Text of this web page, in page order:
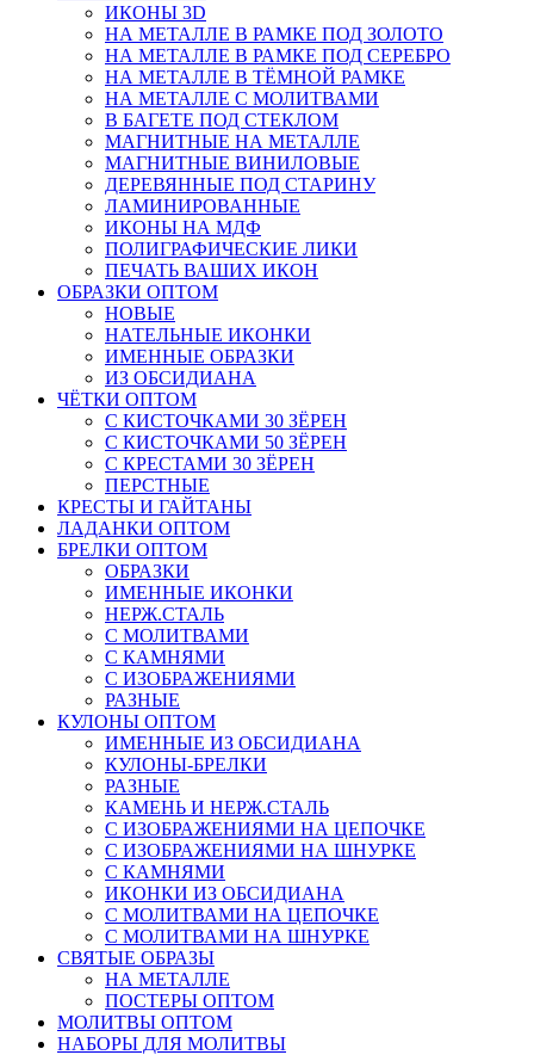
ИКОНЫ 3D
НА МЕТАЛЛЕ В РАМКЕ ПОД ЗОЛОТО
НА МЕТАЛЛЕ В РАМКЕ ПОД СЕРЕБРО
НА МЕТАЛЛЕ В ТЁМНОЙ РАМКЕ
НА МЕТАЛЛЕ С МОЛИТВАМИ
В БАГЕТЕ ПОД СТЕКЛОМ
МАГНИТНЫЕ НА МЕТАЛЛЕ
МАГНИТНЫЕ ВИНИЛОВЫЕ
ДЕРЕВЯННЫЕ ПОД СТАРИНУ
ЛАМИНИРОВАННЫЕ
ИКОНЫ НА МДФ
ПОЛИГРАФИЧЕСКИЕ ЛИКИ
ПЕЧАТЬ ВАШИХ ИКОН
ОБРАЗКИ ОПТОМ
НОВЫЕ
НАТЕЛЬНЫЕ ИКОНКИ
ИМЕННЫЕ ОБРАЗКИ
ИЗ ОБСИДИАНА
ЧЁТКИ ОПТОМ
С КИСТОЧКАМИ 30 ЗЁРЕН
С КИСТОЧКАМИ 50 ЗЁРЕН
С КРЕСТАМИ 30 ЗЁРЕН
ПЕРСТНЫЕ
КРЕСТЫ И ГАЙТАНЫ
ЛАДАНКИ ОПТОМ
БРЕЛКИ ОПТОМ
ОБРАЗКИ
ИМЕННЫЕ ИКОНКИ
НЕРЖ.СТАЛЬ
С МОЛИТВАМИ
С КАМНЯМИ
С ИЗОБРАЖЕНИЯМИ
РАЗНЫЕ
КУЛОНЫ ОПТОМ
ИМЕННЫЕ ИЗ ОБСИДИАНА
КУЛОНЫ-БРЕЛКИ
РАЗНЫЕ
КАМЕНЬ И НЕРЖ.СТАЛЬ
С ИЗОБРАЖЕНИЯМИ НА ЦЕПОЧКЕ
С ИЗОБРАЖЕНИЯМИ НА ШНУРКЕ
С КАМНЯМИ
ИКОНКИ ИЗ ОБСИДИАНА
С МОЛИТВАМИ НА ЦЕПОЧКЕ
С МОЛИТВАМИ НА ШНУРКЕ
СВЯТЫЕ ОБРАЗЫ
НА МЕТАЛЛЕ
ПОСТЕРЫ ОПТОМ
МОЛИТВЫ ОПТОМ
НАБОРЫ ДЛЯ МОЛИТВЫ